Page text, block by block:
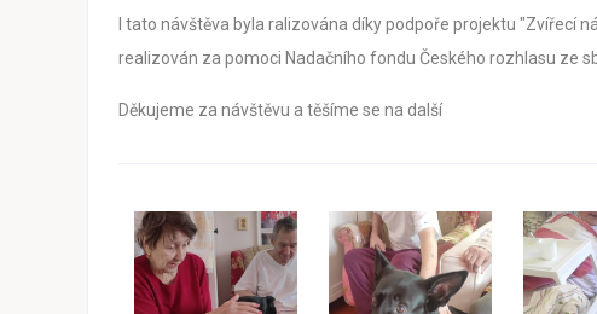
I tato návštěva byla ralizována díky podpoře projektu "Zvířecí
realizován za pomoci Nadačního fondu Českého rozhlasu ze
Děkujeme za návštěvu a těšíme se na další